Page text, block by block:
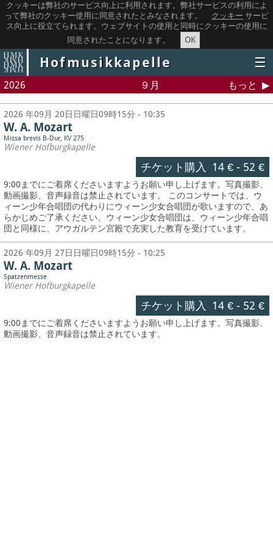
クッキーは弊社のサービス向上に利用されます。弊社サービスの利用によ
って弊社のクッキー使用に同意されたとみなされます。
クッキー サービ
ス向上に役立てられます。ウェブサイトの使用と同時にクッキーの使用に
同意されたことになります。
OK
Hofmusikkapelle ☰
2026 ９月 もっと
2026 年09月 20日日曜日09時15分 - 10:35
W. A. Mozart
Missa brevis B-Dur, KV 275
Wiener Hofburgkapelle
チケット購入 14 €- 52 €
9:00までにご着席くださいますようお願い申し上げます。写真撮影、
動画撮影、音声録音は禁止されています。 このコンサートでは、ウ
ィーン少年合唱団の代わりにウィーン少女合唱団が歌いますので、あ
らかじめご了承ください。ウィーン少女合唱団は、ウィーン少年合唱
団と同様に、アウガルテン宮殿で充実した教育を受けています。
2026 年09月 27日日曜日09時15分 - 10:25
W. A. Mozart
Spatzenmesse
Wiener Hofburgkapelle
チケット購入 14 €- 52 €
9:00までにご着席くださいますようお願い申し上げます。写真撮影、
動画撮影、音声録音は禁止されています。